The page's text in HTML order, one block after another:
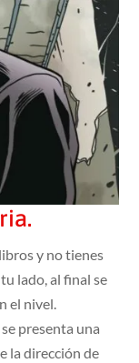
y no tienes
lado, al final se
el nivel.
presenta una
la dirección de